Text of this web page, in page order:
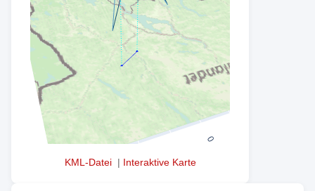
KML-Datei| Interaktive Karte